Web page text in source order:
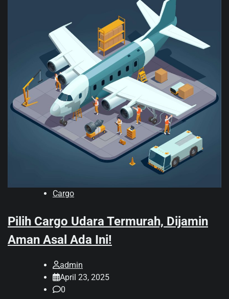
Cargo
Pilih Cargo Udara Termurah, Dijamin
Aman Asal Ada Ini!
admin
April 23, 2025
0